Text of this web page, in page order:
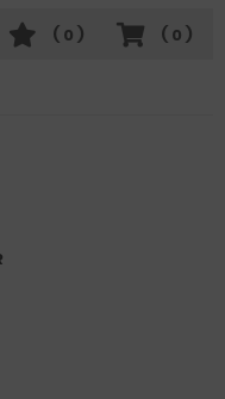
( 0 )
( 0 )